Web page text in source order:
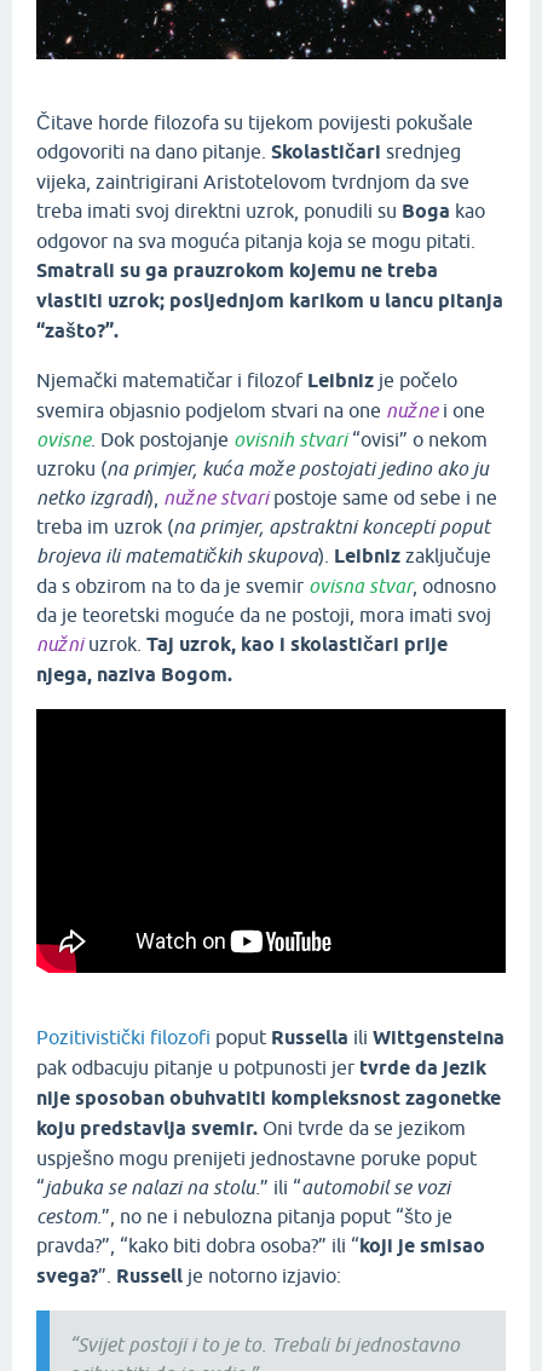
Čitave horde filozofa su tijekom povijesti pokušale
odgovoriti na dano pitanje. Skolastičari srednjeg
vijeka, zaintrigirani Aristotelovom tvrdnjom da sve
treba imati svoj direktni uzrok, ponudili su Boga kao
odgovor na sva moguća pitanja koja se mogu pitati.
Smatrali su ga prauzrokom kojemu ne treba
vlastiti uzrok; posljednjom karikom u lancu pitanja
“zašto?”.
Njemački matematičar i filozof Leibniz je počelo
svemira objasnio podjelom stvari na one nužnei one
ovisne. Dok postojanje ovisnih stvari “ovisi” o nekom
uzroku (na primjer, kuća može postojati jedino ako ju
netko izgradi), nužne stvaripostoje same od sebe i ne
treba im uzrok (na primjer, apstraktni koncepti poput
brojeva ili matematičkih skupova). Leibniz zaključuje
da s obzirom na to da je svemir ovisna stvar, odnosno
da je teoretski moguće da ne postoji, mora imati svoj
nužniuzrok. Taj uzrok, kao i skolastičari prije
njega, naziva Bogom.
Pozitivistički filozofi poput Russella ili Wittgensteina
pak odbacuju pitanje u potpunosti jer tvrde da jezik
nije sposoban obuhvatiti kompleksnost zagonetke
koju predstavlja svemir. Oni tvrde da se jezikom
uspješno mogu prenijeti jednostavne poruke poput
“jabuka se nalazi na stolu.” ili “automobil se vozi
cestom.”, no ne i nebulozna pitanja poput “što je
pravda?”, “kako biti dobra osoba?” ili “koji je smisao
svega?”. Russell je notorno izjavio:
“Svijet postoji i to je to. Trebali bi jednostavno